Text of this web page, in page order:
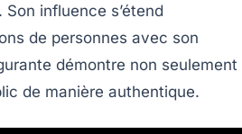
influence s’étend
de personnes avec son
démontre non seulement
de manière authentique.